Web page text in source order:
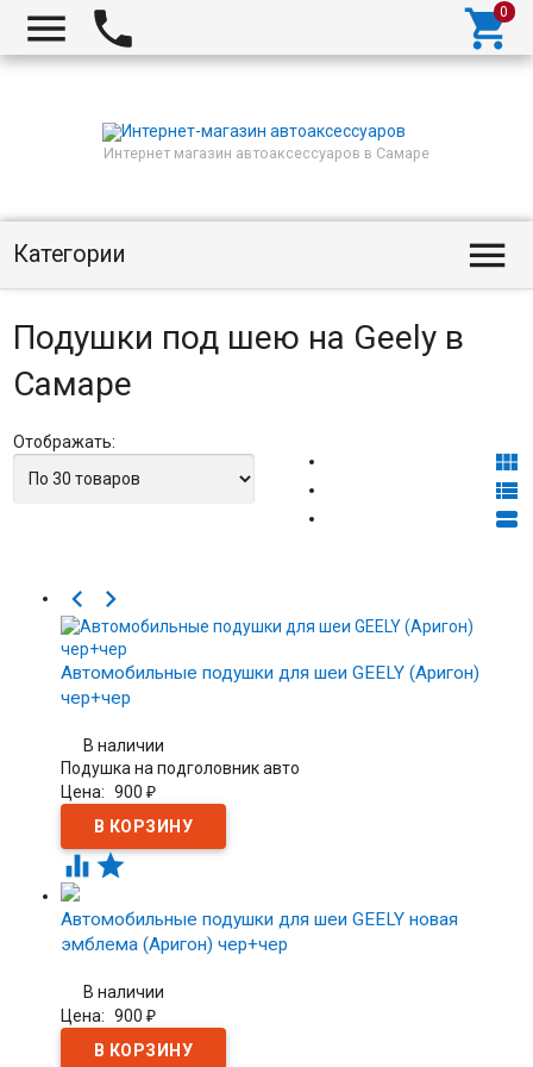
  
Интернет магазин автоаксессуаров в Самаре
Категории 
Подушки под шею на Geely в
Самаре
Отображать:



 
Автомобильные подушки для шеи GEELY (Аригон)
чер+чер
В наличии
Подушка на подголовник авто
Цена: 900 ₽
 
Автомобильные подушки для шеи GEELY новая
эмблема (Аригон) чер+чер
В наличии
Цена: 900 ₽